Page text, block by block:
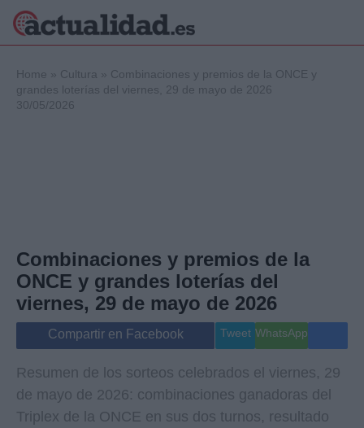
Internacional
Viajes
Gente
Musica
Home » Cultura » Combinaciones y premios de la ONCE y
grandes loterías del viernes, 29 de mayo de 2026
30/05/2026
Combinaciones y premios de la
ONCE y grandes loterías del
viernes, 29 de mayo de 2026
Compartir en Facebook Tweet WhatsApp
Resumen de los sorteos celebrados el viernes, 29
de mayo de 2026: combinaciones ganadoras del
Triplex de la ONCE en sus dos turnos, resultado